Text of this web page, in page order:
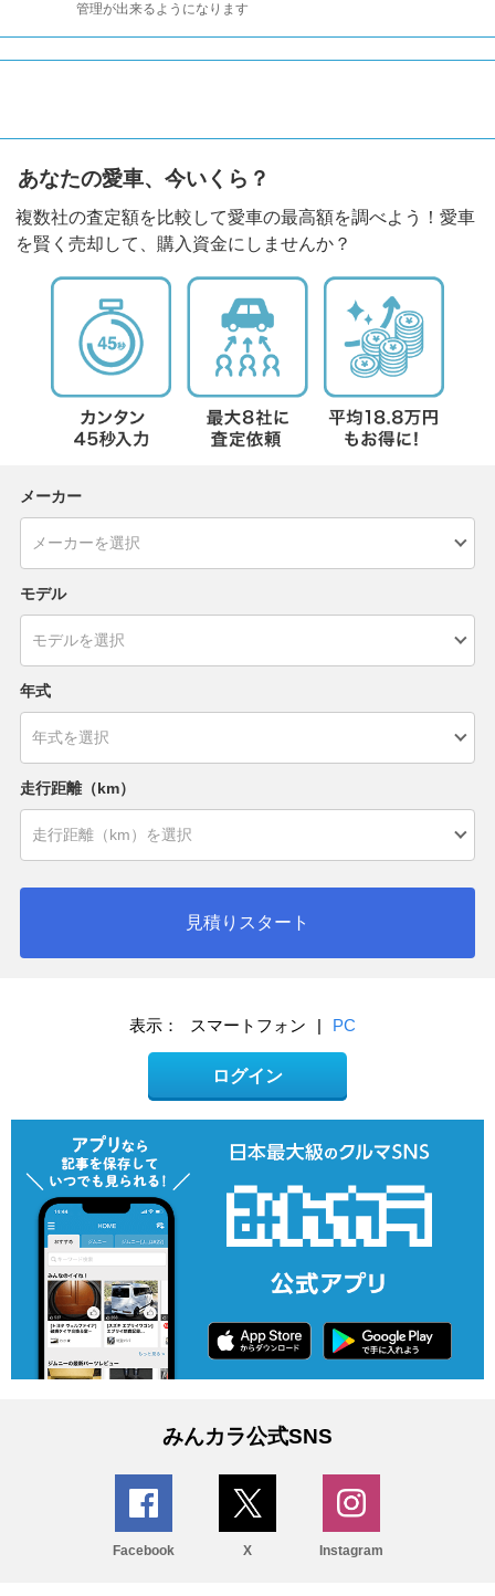
管理が出来るようになります
あなたの愛車、今いくら？
複数社の査定額を比較して愛車の最高額を調べよう！愛車
を賢く売却して、購入資金にしませんか？
メーカー
モデル
年式
走行距離（km）
見積りスタート
表示： スマートフォン | PC
ログイン
みんカラ公式SNS
Facebook X Instagram